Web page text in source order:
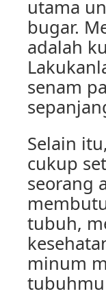
utama
bugar.
adalah
senam
Selain
cukup
seorang
tubuh,
minum